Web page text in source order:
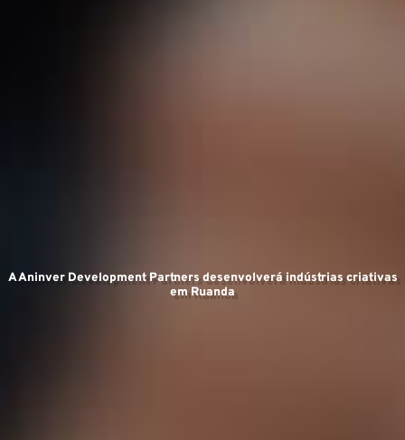
A Aninver Development Partners desenvolverá indústrias criativas
em Ruanda